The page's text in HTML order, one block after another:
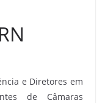
e Diretores em
de Câmaras